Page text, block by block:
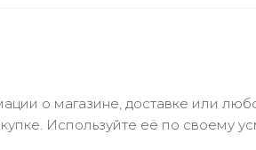
о магазине, доставке или
Используйте её по своему